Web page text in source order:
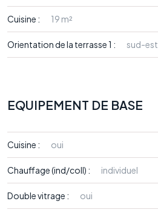
Cuisine : 19 m²
Orientation de la terrasse 1 : sud-est
EQUIPEMENT DE BASE
Cuisine : oui
Chauffage (ind/coll) : individuel
Double vitrage : oui